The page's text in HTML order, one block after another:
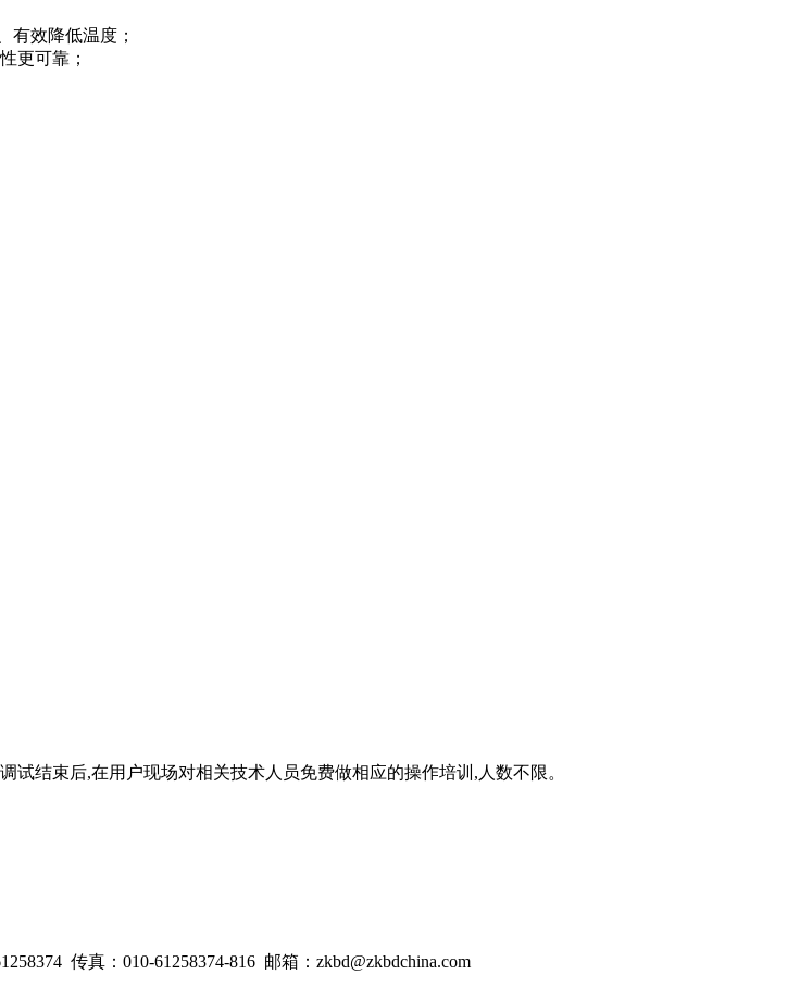
有效降低温度；
更可靠；
试结束后,在用户现场对相关技术人员免费做相应的操作培训,人数不限。
传真：010-61258374-816 邮箱：zkbd@zkbdchina.com